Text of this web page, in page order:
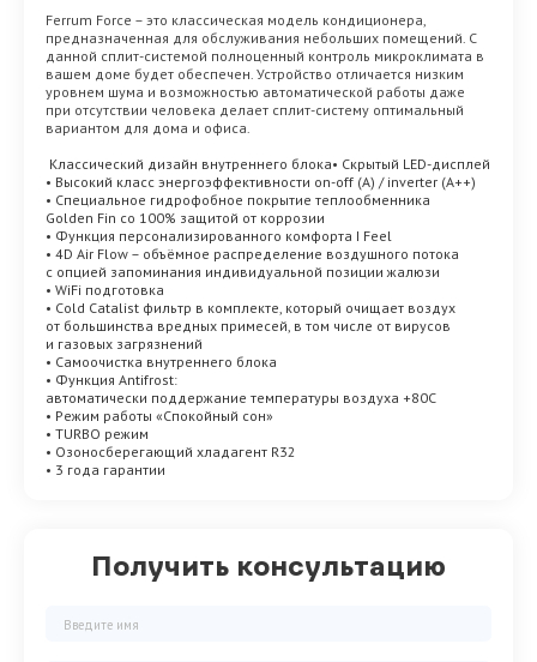
Получить консультацию
Ferrum Force – это классическая модель кондиционера,
предназначенная для обслуживания небольших помещений. С
данной сплит-системой полноценный контроль микроклимата в
вашем доме будет обеспечен. Устройство отличается низким
уровнем шума и возможностью автоматической работы даже
при отсутствии человека делает сплит-систему оптимальный
вариантом для дома и офиса.
Классический дизайн внутреннего блока• Скрытый LED-дисплей
• Высокий класс энергоэффективности on-off (A) / inverter (А++)
• Специальное гидрофобное покрытие теплообменника
Golden Fin со 100% защитой от коррозии
• Функция персонализированного комфорта I Feel
• 4D Air Flow – объёмное распределение воздушного потока
с опцией запоминания индивидуальной позиции жалюзи
• WiFi подготовка
• Cold Catalist фильтр в комплекте, который очищает воздух
от большинства вредных примесей, в том числе от вирусов
и газовых загрязнений
• Самоочистка внутреннего блока
• Функция Antifrost:
автоматически поддержание температуры воздуха +80С
• Режим работы «Спокойный сон»
• TURBO режим
• Озоносберегающий хладагент R32
• 3 года гарантии